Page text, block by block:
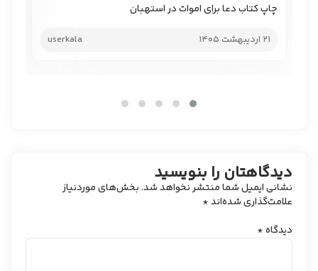
چاپ کتاب دعا برای اموات در استهبان
21 اردیبهشت 1405 userkala
دیدگاهتان را بنویسید
نشانی ایمیل شما منتشر نخواهد شد.بخش‌های موردنیاز
علامت‌گذاری شده‌اند*
دیدگاه*